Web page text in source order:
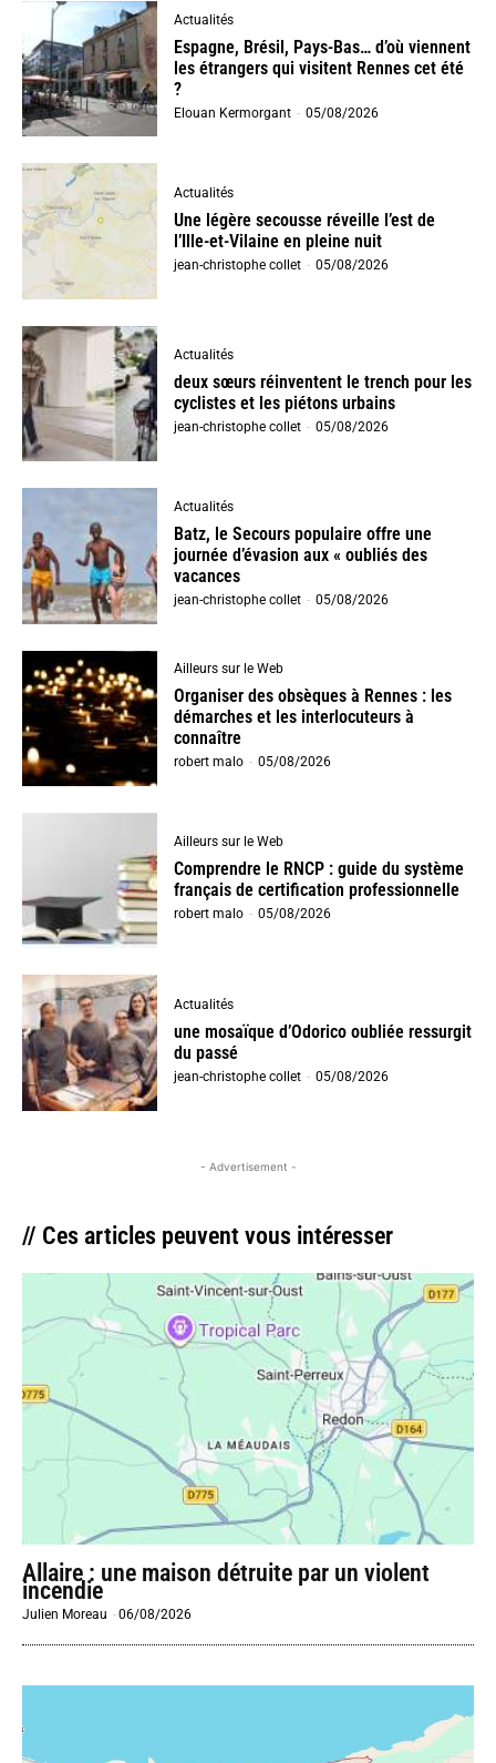
Actualités
Espagne, Brésil, Pays-Bas… d’où viennent
les étrangers qui visitent Rennes cet été
?
Elouan Kermorgant - 05/08/2026
Actualités
Une légère secousse réveille l’est de
l’Ille-et-Vilaine en pleine nuit
jean-christophe collet - 05/08/2026
Actualités
deux sœurs réinventent le trench pour les
cyclistes et les piétons urbains
jean-christophe collet - 05/08/2026
Actualités
Batz, le Secours populaire offre une
journée d’évasion aux « oubliés des
vacances
jean-christophe collet - 05/08/2026
Ailleurs sur le Web
Organiser des obsèques à Rennes : les
démarches et les interlocuteurs à
connaître
robert malo - 05/08/2026
Ailleurs sur le Web
Comprendre le RNCP : guide du système
français de certification professionnelle
robert malo - 05/08/2026
Actualités
une mosaïque d’Odorico oubliée ressurgit
du passé
jean-christophe collet - 05/08/2026
- Advertisement -
// Ces articles peuvent vous intéresser
Allaire : une maison détruite par un violent
incendie
Julien Moreau -06/08/2026